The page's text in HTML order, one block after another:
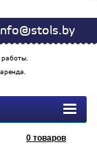
0 товаров